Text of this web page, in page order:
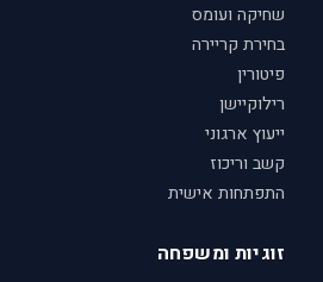
שחיקה ועומס
בחירת קריירה
פיטורין
רילוקיישן
ייעוץ ארגוני
קשב וריכוז
התפתחות אישית
זוגיות ומשפחה